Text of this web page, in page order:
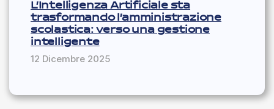
L’Intelligenza Artificiale sta
trasformando l’amministrazione
scolastica: verso una gestione
intelligente
12 Dicembre 2025